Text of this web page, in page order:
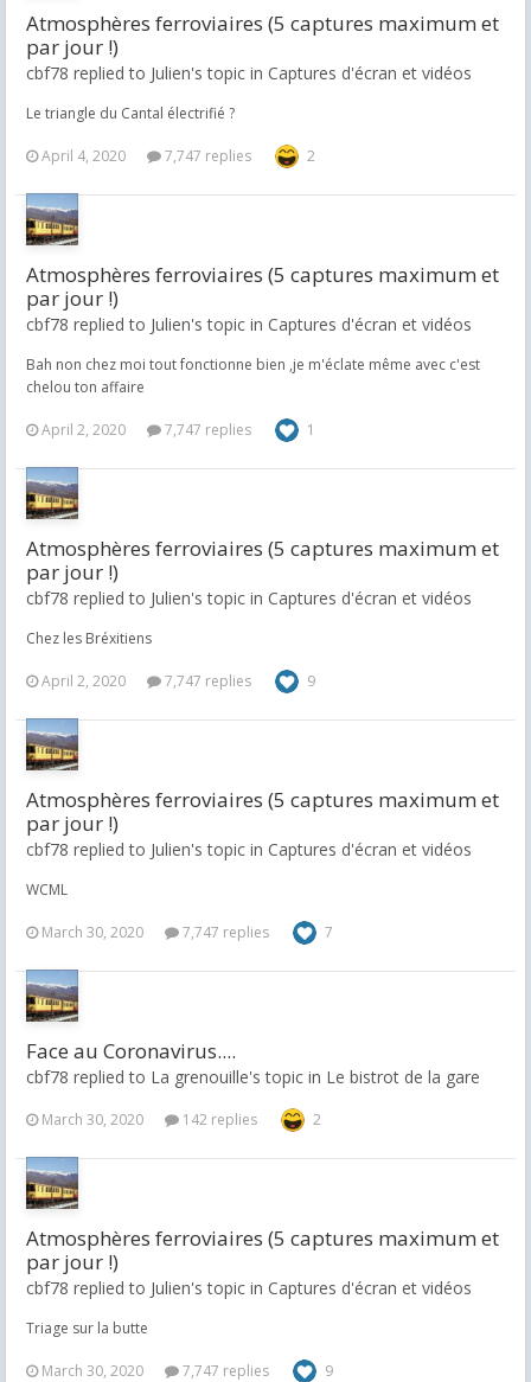
Atmosphères ferroviaires (5 captures maximum et
par jour !)
cbf78 replied to Julien's topic in Captures d'écran et vidéos
Le triangle du Cantal électrifié ?
April 4, 2020 7,747 replies 2
Atmosphères ferroviaires (5 captures maximum et
par jour !)
cbf78 replied to Julien's topic in Captures d'écran et vidéos
Bah non chez moi tout fonctionne bien ,je m'éclate même avec c'est
chelou ton affaire
April 2, 2020 7,747 replies 1
Atmosphères ferroviaires (5 captures maximum et
par jour !)
cbf78 replied to Julien's topic in Captures d'écran et vidéos
Chez les Bréxitiens
April 2, 2020 7,747 replies 9
Atmosphères ferroviaires (5 captures maximum et
par jour !)
cbf78 replied to Julien's topic in Captures d'écran et vidéos
WCML
March 30, 2020 7,747 replies 7
Face au Coronavirus....
cbf78 replied to La grenouille's topic in Le bistrot de la gare
March 30, 2020 142 replies 2
Atmosphères ferroviaires (5 captures maximum et
par jour !)
cbf78 replied to Julien's topic in Captures d'écran et vidéos
Triage sur la butte
March 30, 2020 7,747 replies 9